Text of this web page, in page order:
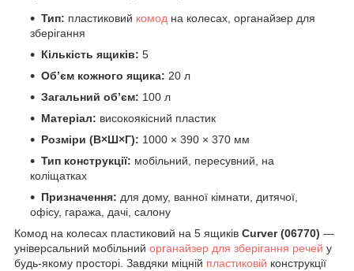
Тип: пластиковий комод на колесах, органайзер для
зберігання
Кількість ящиків: 5
Об’єм кожного ящика: 20 л
Загальний об’єм: 100 л
Матеріал: високоякісний пластик
Розміри (В×Ш×Г): 1000 × 390 × 370 мм
Тип конструкції: мобільний, пересувний, на
коліщатках
Призначення: для дому, ванної кімнати, дитячої,
офісу, гаража, дачі, салону
Комод на колесах пластиковий на 5 ящиків Curver (06770) —
універсальний мобільний органайзер для зберігання речей у
будь-якому просторі. Завдяки міцній пластиковій конструкції